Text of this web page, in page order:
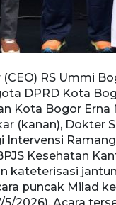
RS Ummi
DPRD Kota
Kota Bogor
(kanan), Dokter
Intervensi
Kesehatan
kateterisasi
puncak Milad